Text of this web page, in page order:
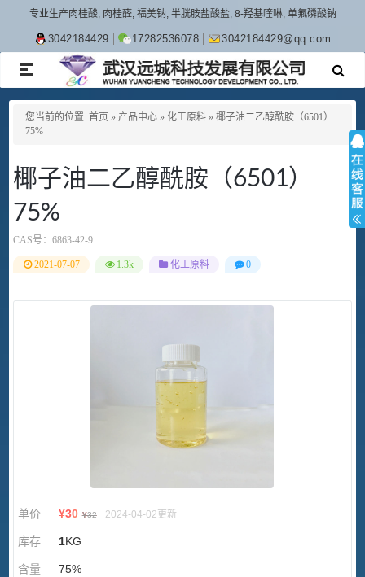
专业生产肉桂酸, 肉桂醛, 福美钠, 半胱胺盐酸盐, 8-羟基喹啉, 单氟磷酸钠
3042184429 17282536078 3042184429@qq.com
TOGGLE
NAVIGATION
您当前的位置: 首页 » 产品中心 » 化工原料 » 椰子油二乙醇酰胺（6501）
75%
椰子油二乙醇酰胺（6501）
75%
CAS号： 6863-42-9
2021-07-07 1.3k 化工原料 0
单价 ¥30 ¥32 2024-04-02更新
库存 1KG
含量 75%